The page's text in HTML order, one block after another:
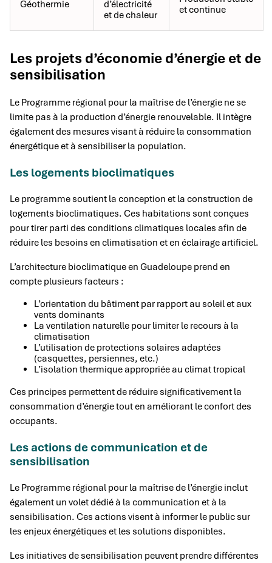
Géothermie
d’électricité
et de chaleur
et continue
Les projets d’économie d’énergie et de
sensibilisation
Le Programme régional pour la maîtrise de l’énergie ne se
limite pas à la production d’énergie renouvelable. Il intègre
également des mesures visant à réduire la consommation
énergétique et à sensibiliser la population.
Les logements bioclimatiques
Le programme soutient la conception et la construction de
logements bioclimatiques. Ces habitations sont conçues
pour tirer parti des conditions climatiques locales afin de
réduire les besoins en climatisation et en éclairage artificiel.
L’architecture bioclimatique en Guadeloupe prend en
compte plusieurs facteurs :
L’orientation du bâtiment par rapport au soleil et aux
vents dominants
La ventilation naturelle pour limiter le recours à la
climatisation
L’utilisation de protections solaires adaptées
(casquettes, persiennes, etc.)
L’isolation thermique appropriée au climat tropical
Ces principes permettent de réduire significativement la
consommation d’énergie tout en améliorant le confort des
occupants.
Les actions de communication et de
sensibilisation
Le Programme régional pour la maîtrise de l’énergie inclut
également un volet dédié à la communication et à la
sensibilisation. Ces actions visent à informer le public sur
les enjeux énergétiques et les solutions disponibles.
Les initiatives de sensibilisation peuvent prendre différentes